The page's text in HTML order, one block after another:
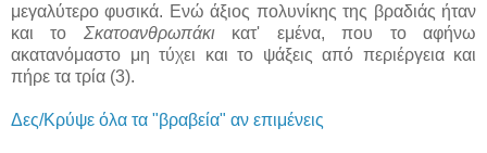
μεγαλύτερο φυσικά. Ενώ άξιος πολυνίκης της βραδιάς ήταν
και το Σκατοανθρωπάκικατ' εμένα, που το αφήνω
ακατανόμαστο μη τύχει και το ψάξεις από περιέργεια και
πήρε τα τρία (3).
Δες/Κρύψε όλα τα "βραβεία" αν επιμένεις